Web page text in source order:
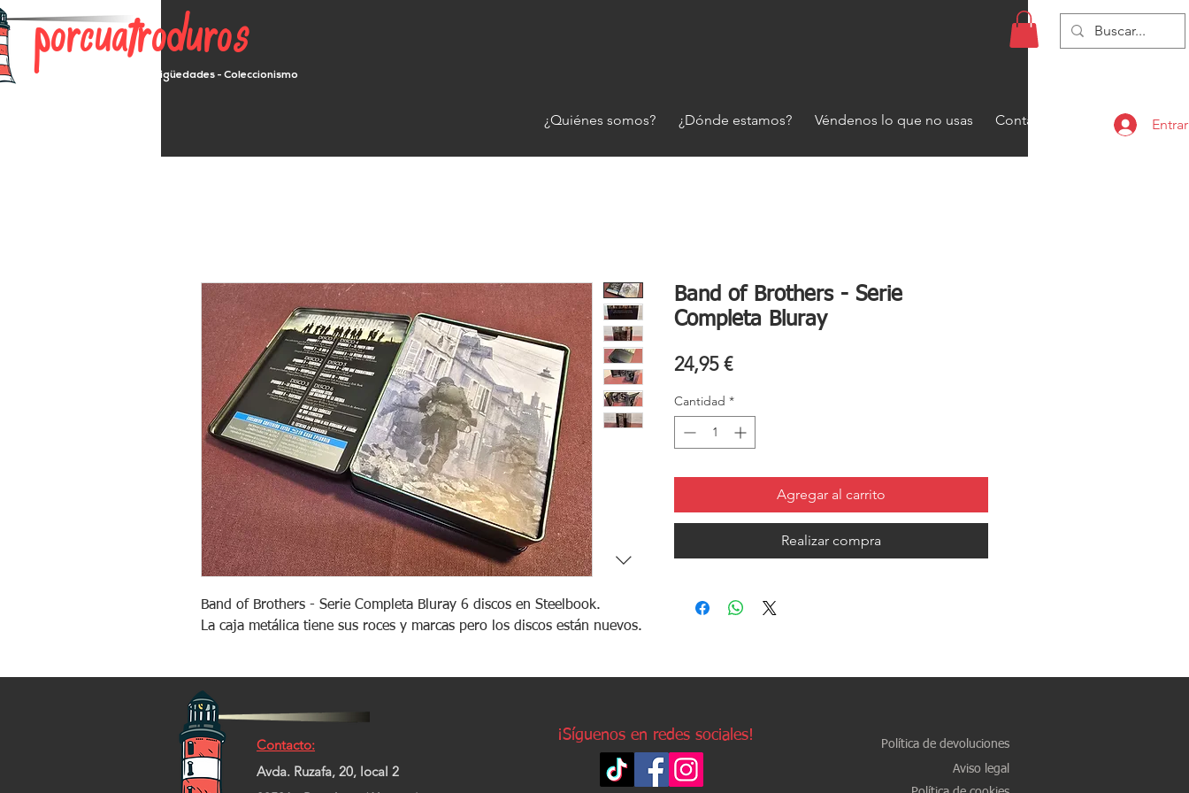
porcuatroduros
Segunda mano - Antigüedades - Coleccionismo
¿Quiénes somos? ¿Dónde estamos? Véndenos lo que no usas Contacto Entrar
Band of Brothers - Serie Completa Bluray 6 discos en Steelbook.
La caja metálica tiene sus roces y marcas pero los discos están nuevos.
Band of Brothers - Serie
Completa Bluray
24,95 €Precio
Cantidad *
Agregar al carrito
Realizar compra
Contacto:
Avda. Ruzafa, 20, local 2
¡Síguenos en redes sociales!
Política de devoluciones
Aviso legal